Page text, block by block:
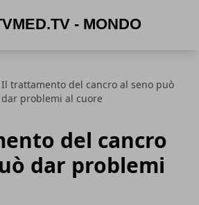
Il trattamento del cancro al seno può
dar problemi al cuore
del cancro
dar problemi